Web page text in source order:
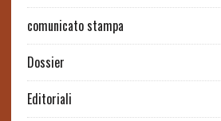
comunicato stampa
Dossier
Editoriali